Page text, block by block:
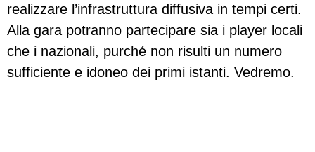
realizzare l’infrastruttura diffusiva in tempi certi.
Alla gara potranno partecipare sia i player locali
che i nazionali, purché non risulti un numero
sufficiente e idoneo dei primi istanti. Vedremo.